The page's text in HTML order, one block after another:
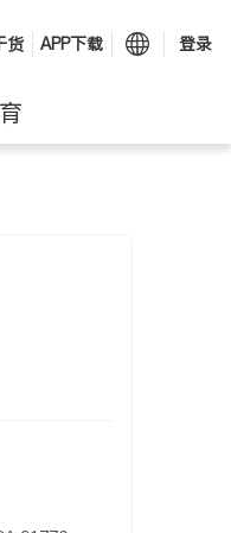
货 APP下载 登录